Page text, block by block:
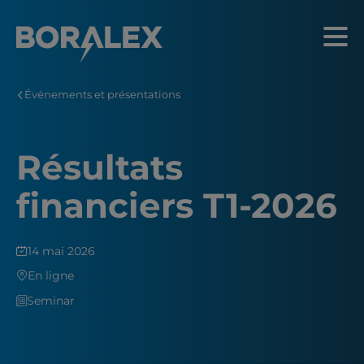
contenu
Menu
Événements et présentations
Résultats
financiers T1-2026
14 mai 2026
En ligne
Seminar